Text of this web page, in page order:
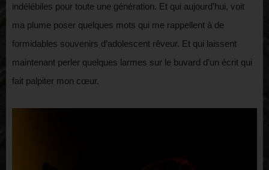
indélébiles pour toute une génération. Et qui aujourd’hui, voit
ma plume poser quelques mots qui me rappellent à de
formidables souvenirs d’adolescent rêveur. Et qui laissent
maintenant perler quelques larmes sur le buvard d’un écrit qui
fait palpiter mon cœur.